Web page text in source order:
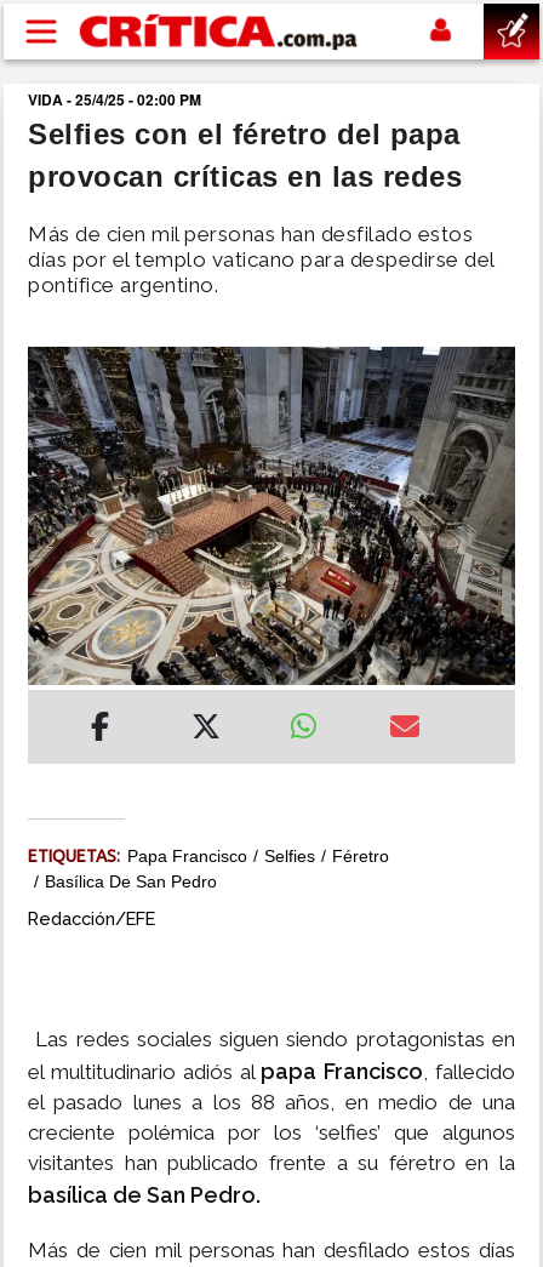
Pasar al contenido principal
buscar
SUCESOS
NACIONAL
SHOW
DEPORTES
MUNDO
INSÓLITAS
MULTIMEDIA
IMPRESO
VIDA - 25/4/25 - 02:00 PM
Selfies con el féretro del papa
provocan críticas en las redes
Más de cien mil personas han desfilado estos
días por el templo vaticano para despedirse del
pontífice argentino.
ETIQUETAS: Papa Francisco Selfies
Féretro
Basílica De San Pedro
Redacción/EFE
Las redes sociales siguen siendo protagonistas en
el multitudinario adiós al papa Francisco, fallecido
el pasado lunes a los 88 años, en medio de una
creciente polémica por los ‘selfies’ que algunos
visitantes han publicado frente a su féretro en la
basílica de San Pedro.
Más de cien mil personas han desfilado estos días